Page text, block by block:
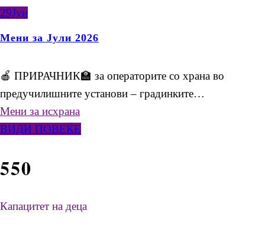
29Јун
Мени за Јули 2026
🍎 ПРИРАЧНИК🏫 за операторите со храна во
предучилишните установи – градинките…
Мени за исхрана
ВИДИ ПОВЕЌЕ
550
Капацитет на деца